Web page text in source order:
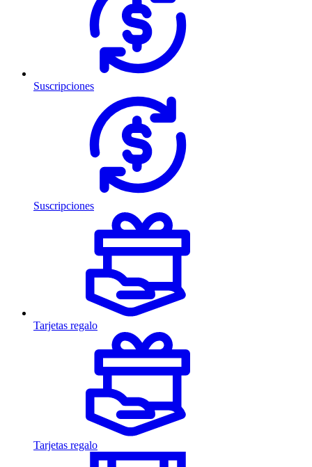
Suscripciones
Suscripciones
Tarjetas regalo
Tarjetas regalo